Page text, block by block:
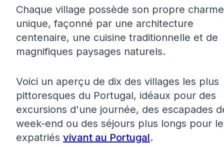
Chaque village possède son propre charme
unique, façonné par une architecture
centenaire, une cuisine traditionnelle et de
magnifiques paysages naturels.
Voici un aperçu de dix des villages les plus
pittoresques du Portugal, idéaux pour des
excursions d'une journée, des escapades
week-end ou des séjours plus longs pour
expatriés vivant au Portugal.